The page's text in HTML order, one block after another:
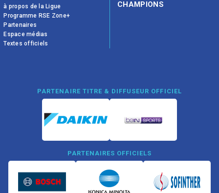
à propos de la Ligue
Programme RSE Zone+
Partenaires
Espace médias
Textes officiels
CHAMPIONS
PARTENAIRE TITRE & DIFFUSEUR OFFICIEL
PARTENAIRES OFFICIELS